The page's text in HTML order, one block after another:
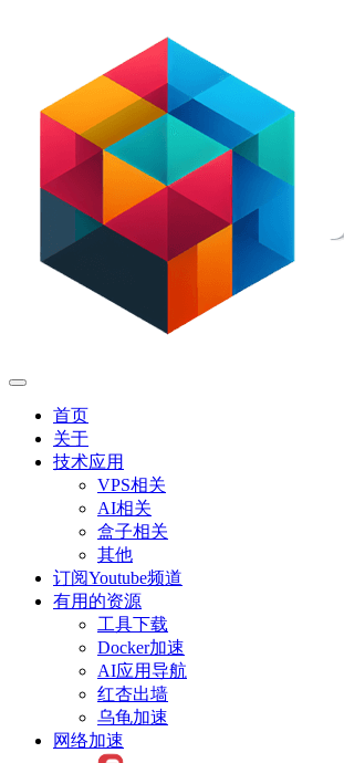
首页
关于
技术应用
VPS相关
AI相关
盒子相关
其他
订阅Youtube频道
有用的资源
工具下载
Docker加速
AI应用导航
红杏出墙
乌龟加速
网络加速